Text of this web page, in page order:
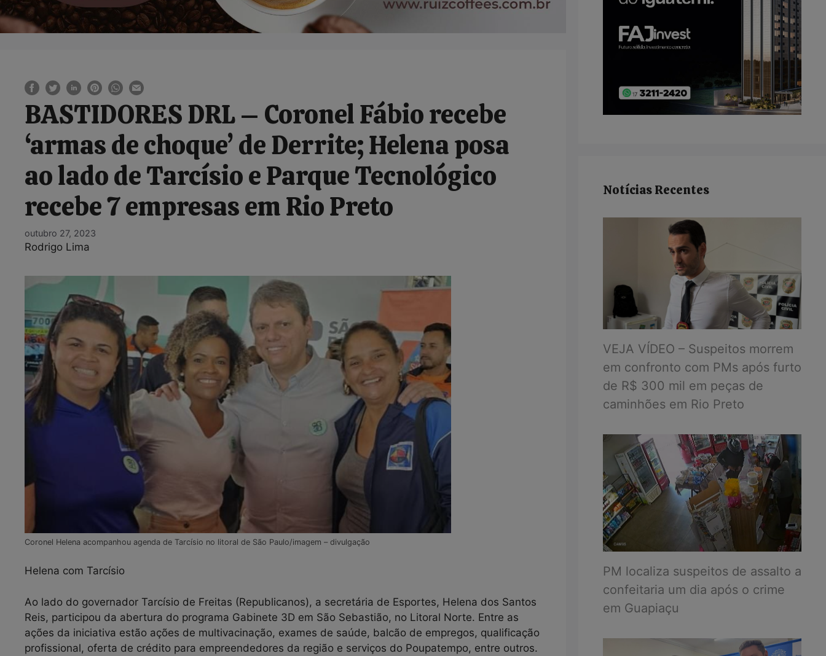
BASTIDORES DRL – Coronel Fábio recebe
‘armas de choque’ de Derrite; Helena posa
ao lado de Tarcísio e Parque Tecnológico
recebe 7 empresas em Rio Preto
outubro 27, 2023
Rodrigo Lima
Coronel Helena acompanhou agenda de Tarcísio no litoral de São Paulo/imagem – divulgação
Helena com Tarcísio
Ao lado do governador Tarcísio de Freitas (Republicanos), a secretária de Esportes, Helena dos Santos
Reis, participou da abertura do programa Gabinete 3D em São Sebastião, no Litoral Norte. Entre as
ações da iniciativa estão ações de multivacinação, exames de saúde, balcão de empregos, qualificação
profissional, oferta de crédito para empreendedores da região e serviços do Poupatempo, entre outros.
Notícias Recentes
VEJA VÍDEO – Suspeitos morrem
em confronto com PMs após furto
de R$ 300 mil em peças de
caminhões em Rio Preto
PM localiza suspeitos de assalto a
confeitaria um dia após o crime
em Guapiaçu